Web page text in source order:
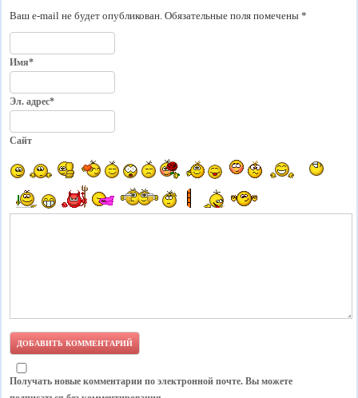
Ваш e-mail не будет опубликован. Обязательные поля помечены *
Имя*
Эл. адрес*
Сайт
Получать новые комментарии по электронной почте. Вы можете